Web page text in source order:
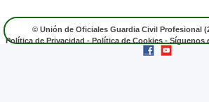
© Unión de Oficiales Guardia Civil Profesional
Política de Privacidad - Política de Cookies - Síguenos